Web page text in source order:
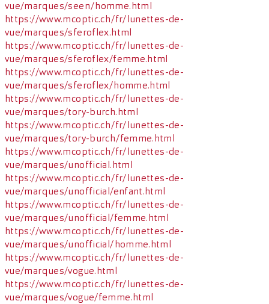
vue/marques/seen/homme.html
https://www.mcoptic.ch/fr/lunettes-de-
vue/marques/sferoflex.html
https://www.mcoptic.ch/fr/lunettes-de-
vue/marques/sferoflex/femme.html
https://www.mcoptic.ch/fr/lunettes-de-
vue/marques/sferoflex/homme.html
https://www.mcoptic.ch/fr/lunettes-de-
vue/marques/tory-burch.html
https://www.mcoptic.ch/fr/lunettes-de-
vue/marques/tory-burch/femme.html
https://www.mcoptic.ch/fr/lunettes-de-
vue/marques/unofficial.html
https://www.mcoptic.ch/fr/lunettes-de-
vue/marques/unofficial/enfant.html
https://www.mcoptic.ch/fr/lunettes-de-
vue/marques/unofficial/femme.html
https://www.mcoptic.ch/fr/lunettes-de-
vue/marques/unofficial/homme.html
https://www.mcoptic.ch/fr/lunettes-de-
vue/marques/vogue.html
https://www.mcoptic.ch/fr/lunettes-de-
vue/marques/vogue/femme.html